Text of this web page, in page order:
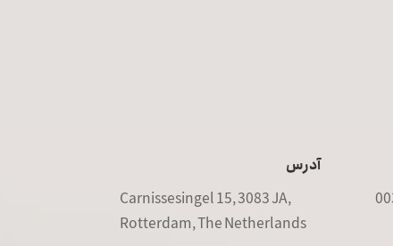
آدرس‌
Carnissesingel 15, 3083 JA,
Rotterdam, The Netherlands